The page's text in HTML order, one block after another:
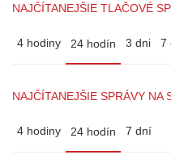
NAJČÍTANEJŠIE TLAČOVÉ
4 hodiny 24 hodín 3 dni 7
NAJČÍTANEJŠIE SPRÁVY NA
4 hodiny 24 hodín 7 dní